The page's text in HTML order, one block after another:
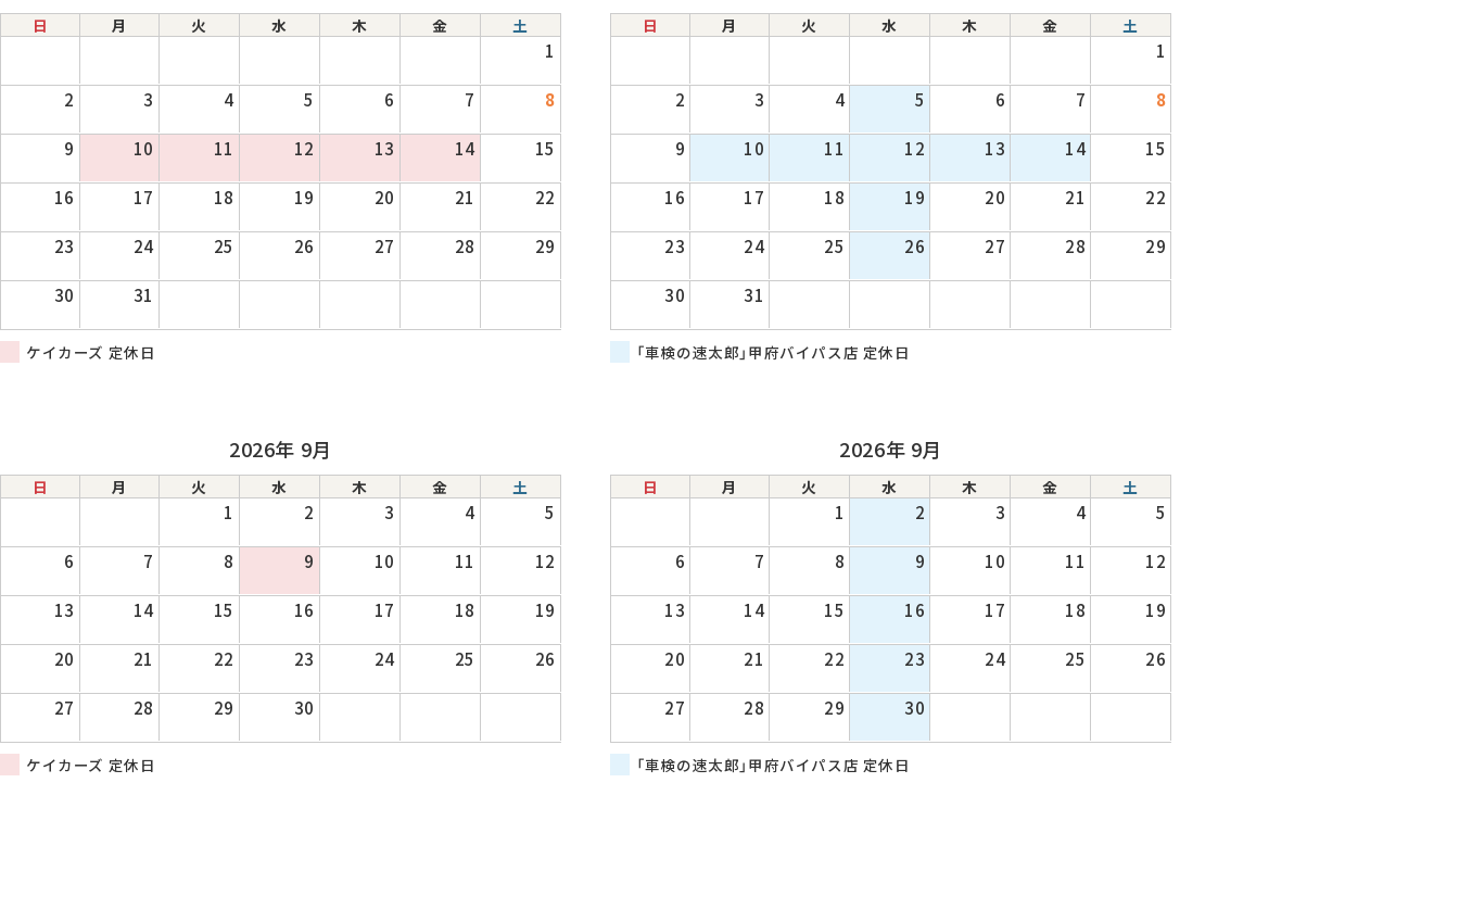
日 月 火 水 木 金 土
1
2 3 4 5 6 7 8
9 10 11 12 13 14 15
16 17 18 19 20 21 22
23 24 25 26 27 28 29
30 31
ケイカーズ 定休日
2026年 9月
日 月 火 水 木 金 土
1 2 3 4 5
6 7 8 9 10 11 12
13 14 15 16 17 18 19
20 21 22 23 24 25 26
27 28 29 30
ケイカーズ 定休日
日 月 火 水 木 金 土
1
2 3 4 5 6 7 8
9 10 11 12 13 14 15
16 17 18 19 20 21 22
23 24 25 26 27 28 29
30 31
「車検の速太郎」甲府バイパス店 定休日
2026年 9月
日 月 火 水 木 金 土
1 2 3 4 5
6 7 8 9 10 11 12
13 14 15 16 17 18 19
20 21 22 23 24 25 26
27 28 29 30
「車検の速太郎」甲府バイパス店 定休日